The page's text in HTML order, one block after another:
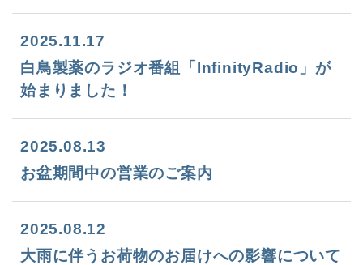
2025.11.17
白鳥製薬のラジオ番組「InfinityRadio」が
始まりました！
2025.08.13
お盆期間中の営業のご案内
2025.08.12
大雨に伴うお荷物のお届けへの影響について